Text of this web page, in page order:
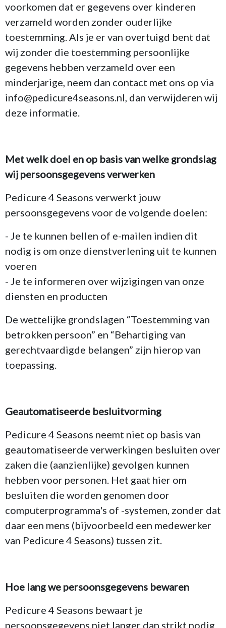
voorkomen dat er gegevens over kinderen
verzameld worden zonder ouderlijke
toestemming. Als je er van overtuigd bent dat
wij zonder die toestemming persoonlijke
gegevens hebben verzameld over een
minderjarige, neem dan contact met ons op via
info@pedicure4seasons.nl, dan verwijderen wij
deze informatie.
Met welk doel en op basis van welke grondslag
wij persoonsgegevens verwerken
Pedicure 4 Seasons verwerkt jouw
persoonsgegevens voor de volgende doelen:
- Je te kunnen bellen of e-mailen indien dit
nodig is om onze dienstverlening uit te kunnen
voeren
- Je te informeren over wijzigingen van onze
diensten en producten
De wettelijke grondslagen “Toestemming van
betrokken persoon” en “Behartiging van
gerechtvaardigde belangen” zijn hierop van
toepassing.
Geautomatiseerde besluitvorming
Pedicure 4 Seasons neemt niet op basis van
geautomatiseerde verwerkingen besluiten over
zaken die (aanzienlijke) gevolgen kunnen
hebben voor personen. Het gaat hier om
besluiten die worden genomen door
computerprogramma's of -systemen, zonder dat
daar een mens (bijvoorbeeld een medewerker
van Pedicure 4 Seasons) tussen zit.
Hoe lang we persoonsgegevens bewaren
Pedicure 4 Seasons bewaart je
persoonsgegevens niet langer dan strikt nodig